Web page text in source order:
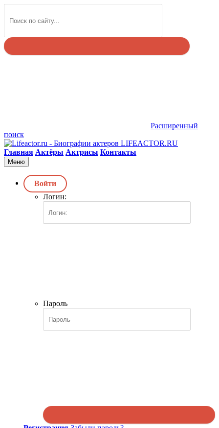
Расширенный
поиск
LIFEACTOR.RU
Главная Актёры Актрисы Контакты
Меню
Войти
Логин:
Пароль